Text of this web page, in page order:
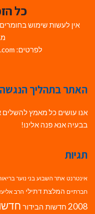
כל
אין לעשות שימוש
לפרטים: Avihai.ZoomAt@gmail.com
האתר בתהליך הנגשה
אנו עושים כל מאמץ
בבעיה אנא פנה אלינו!
תגיות
אינטרנט אתר השבוע בני נוער
חברתיים המלצת דתילי הרב
2008 חדשות הבידור